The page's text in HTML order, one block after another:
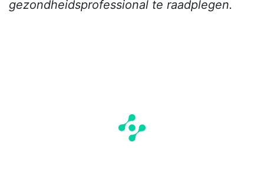
gezondheidsprofessional te raadplegen.